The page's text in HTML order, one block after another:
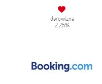
darowizna
2.25%